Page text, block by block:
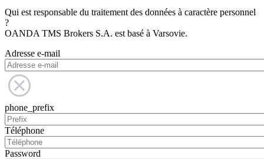
Qui est responsable du traitement des données à caractère personnel
?
OANDA TMS Brokers S.A. est basé à Varsovie.
Adresse e-mail
phone_prefix
Téléphone
Password